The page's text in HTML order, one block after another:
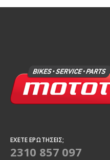
ΈΧΕΤΕ ΕΡΩΤΉΣΕΙΣ;
2310 857 097